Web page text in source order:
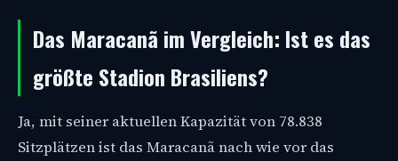
Das Maracanã im Vergleich: Ist es das
größte Stadion Brasiliens?
Ja, mit seiner aktuellen Kapazität von 78.838
Sitzplätzen ist das Maracanã nach wie vor das